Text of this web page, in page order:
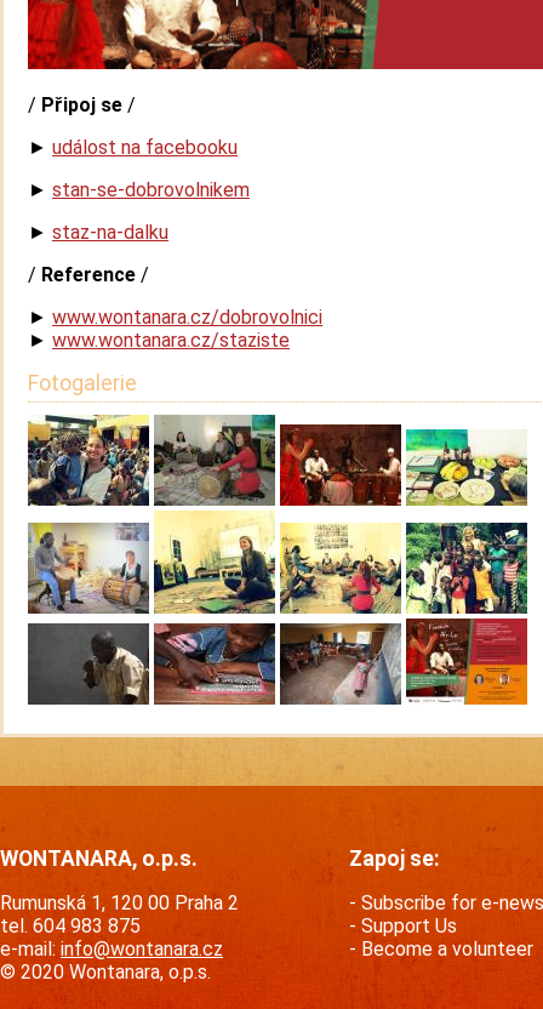
/ Připoj se /
► událost na facebooku
► stan-se-dobrovolnikem
► staz-na-dalku
/ Reference /
► www.wontanara.cz/dobrovolnici
► www.wontanara.cz/staziste
Fotogalerie
WONTANARA, o.p.s.
Rumunská 1, 120 00 Praha 2
tel. 604 983 875
e-mail: info@wontanara.cz
© 2020 Wontanara, o.p.s.
Zapoj se:
Subscribe for e-news
Support Us
Become a volunteer